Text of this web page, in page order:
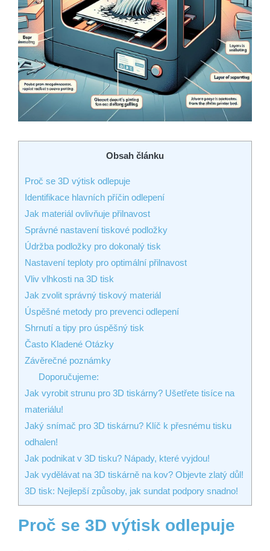
Obsah článku
Proč se 3D výtisk odlepuje
Identifikace hlavních příčin odlepení
Jak materiál ovlivňuje přilnavost
Správné nastavení tiskové podložky
Údržba podložky pro dokonalý tisk
Nastavení teploty pro optimální přilnavost
Vliv vlhkosti na 3D tisk
Jak zvolit správný tiskový materiál
Úspěšné metody pro prevenci odlepení
Shrnutí a tipy pro úspěšný tisk
Často Kladené Otázky
Závěrečné poznámky
Doporučujeme:
Jak vyrobit strunu pro 3D tiskárny? Ušetřete tisíce na
materiálu!
Jaký snímač pro 3D tiskárnu? Klíč k přesnému tisku
odhalen!
Jak podnikat v 3D tisku? Nápady, které vyjdou!
Jak vydělávat na 3D tiskárně na kov? Objevte zlatý důl!
3D tisk: Nejlepší způsoby, jak sundat podpory snadno!
Proč se 3D výtisk odlepuje